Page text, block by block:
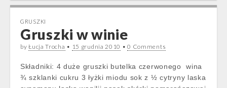
GRUSZKI
Gruszki w winie
byŁucja Trocha • 15 grudnia 2010 •0 Comments
Składniki: 4 duże gruszki butelka czerwonego wina
¾ szklanki cukru 3 łyżki miodu sok z ½ cytryny laska